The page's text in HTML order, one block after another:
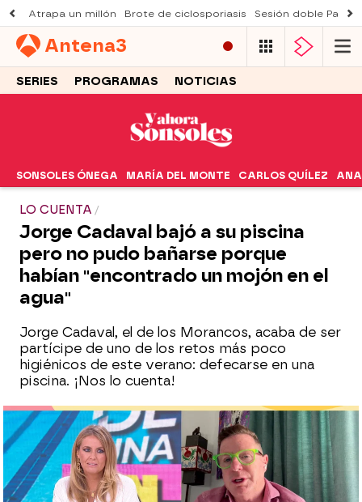
Atrapa un millón Brote de ciclosporiasis Sesión doble
Antena3
SERIES PROGRAMAS NOTICIAS
SONSOLES ÓNEGA MARÍA DEL MONTE CARLOS QUÍLEZ ANA
LO CUENTA
Jorge Cadaval bajó a su piscina
pero no pudo bañarse porque
habían "encontrado un mojón en el
agua"
Jorge Cadaval, el de los Morancos, acaba de ser
partícipe de uno de los retos más poco
higiénicos de este verano: defecarse en una
piscina. ¡Nos lo cuenta!